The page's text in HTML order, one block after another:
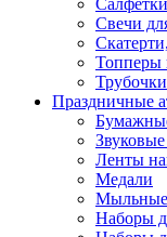
Свечи
Трубочки
Праздничные
Ленты
Медали
Мыльные
Наборы